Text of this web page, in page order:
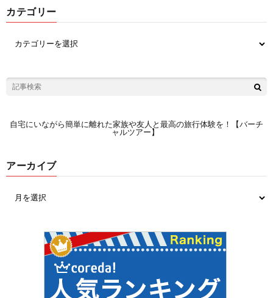
カテゴリー
自宅にいながら簡単に離れた家族や友人と最高の旅行体験を！【バーチ
ャルツアー】
アーカイブ